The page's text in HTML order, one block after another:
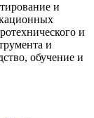
и
и
и
обучение и